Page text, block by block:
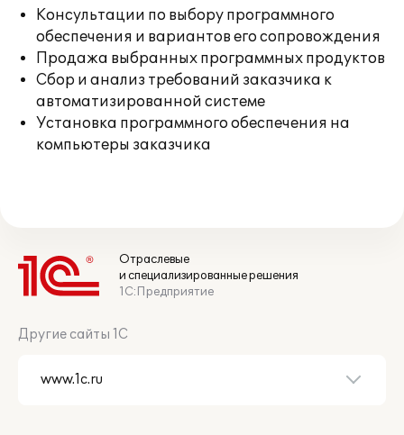
Консультации по выбору программного
обеспечения и вариантов его сопровождения
Продажа выбранных программных продуктов
Сбор и анализ требований заказчика к
автоматизированной системе
Установка программного обеспечения на
компьютеры заказчика
Отраслевые
и специализированные решения
1С:Предприятие
Другие сайты 1С